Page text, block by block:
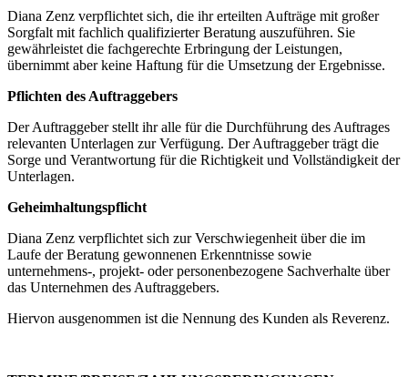
Diana Zenz verpflichtet sich, die ihr erteilten Aufträge mit großer
Sorgfalt mit fachlich qualifizierter Beratung auszuführen. Sie
gewährleistet die fachgerechte Erbringung der Leistungen,
übernimmt aber keine Haftung für die Umsetzung der Ergebnisse.
Pflichten des Auftraggebers
Der Auftraggeber stellt ihr alle für die Durchführung des Auftrages
relevanten Unterlagen zur Verfügung. Der Auftraggeber trägt die
Sorge und Verantwortung für die Richtigkeit und Vollständigkeit der
Unterlagen.
Geheimhaltungspflicht
Diana Zenz verpflichtet sich zur Verschwiegenheit über die im
Laufe der Beratung gewonnenen Erkenntnisse sowie
unternehmens-, projekt- oder personenbezogene Sachverhalte über
das Unternehmen des Auftraggebers.
Hiervon ausgenommen ist die Nennung des Kunden als Reverenz.